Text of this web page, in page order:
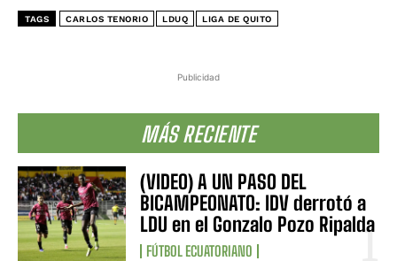
Publicidad
MÁS RECIENTE
(VIDEO) A UN PASO DEL
BICAMPEONATO: IDV derrotó a
LDU en el Gonzalo Pozo Ripalda
FÚTBOL ECUATORIANO
TAGS CARLOS TENORIO LDUQ LIGA DE QUITO